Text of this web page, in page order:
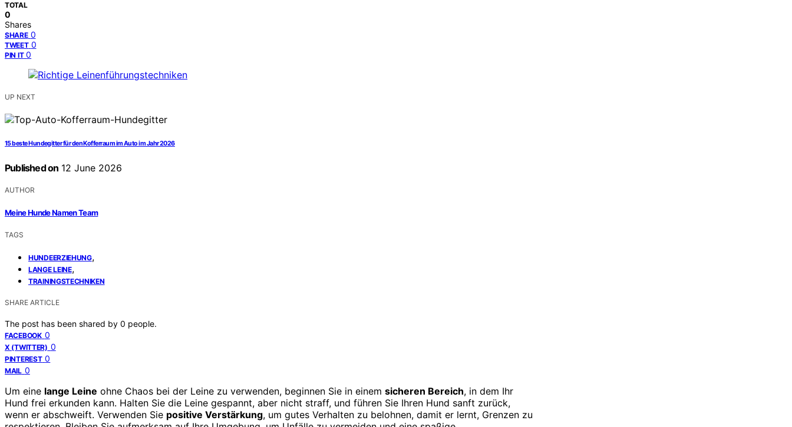
TOTAL
0
Shares
SHARE 0
TWEET 0
PIN IT 0
UP NEXT
15 beste Hundegitter für den Kofferraum im Auto im Jahr 2026
Published on 12 June 2026
AUTHOR
Meine Hunde Namen Team
TAGS
HUNDEERZIEHUNG,
LANGE LEINE,
TRAININGSTECHNIKEN
SHARE ARTICLE
The post has been shared by 0 people.
FACEBOOK 0
X (TWITTER) 0
PINTEREST 0
MAIL 0
Um eine lange Leine ohne Chaos bei der Leine zu verwenden, beginnen Sie in einem sicheren Bereich, in dem Ihr
Hund frei erkunden kann. Halten Sie die Leine gespannt, aber nicht straff, und führen Sie Ihren Hund sanft zurück,
wenn er abschweift. Verwenden Sie positive Verstärkung, um gutes Verhalten zu belohnen, damit er lernt, Grenzen zu